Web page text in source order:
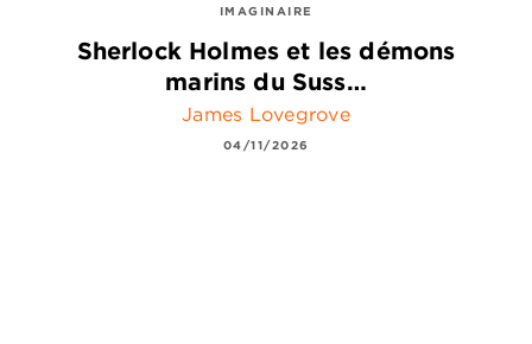
IMAGINAIRE
Sherlock Holmes et les démons
marins du Suss…
James Lovegrove
04/11/2026